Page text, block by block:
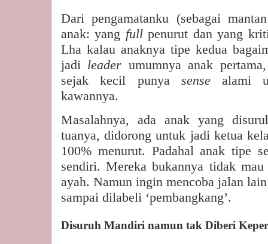
Dari pengamatanku (sebagai
anak: yang fullpenurut dan yang
Lha kalau anaknya tipe kedua
jadi leader umumnya anak
sejak kecil punya sensealami
kawannya.
Masalahnya, ada anak yang
tuanya, didorong untuk jadi ketua
100% menurut. Padahal anak tipe
sendiri. Mereka bukannya tidak
ayah. Namun ingin mencoba jalan
sampai dilabeli ‘pembangkang’.
Disuruh Mandiri namun tak Diberi